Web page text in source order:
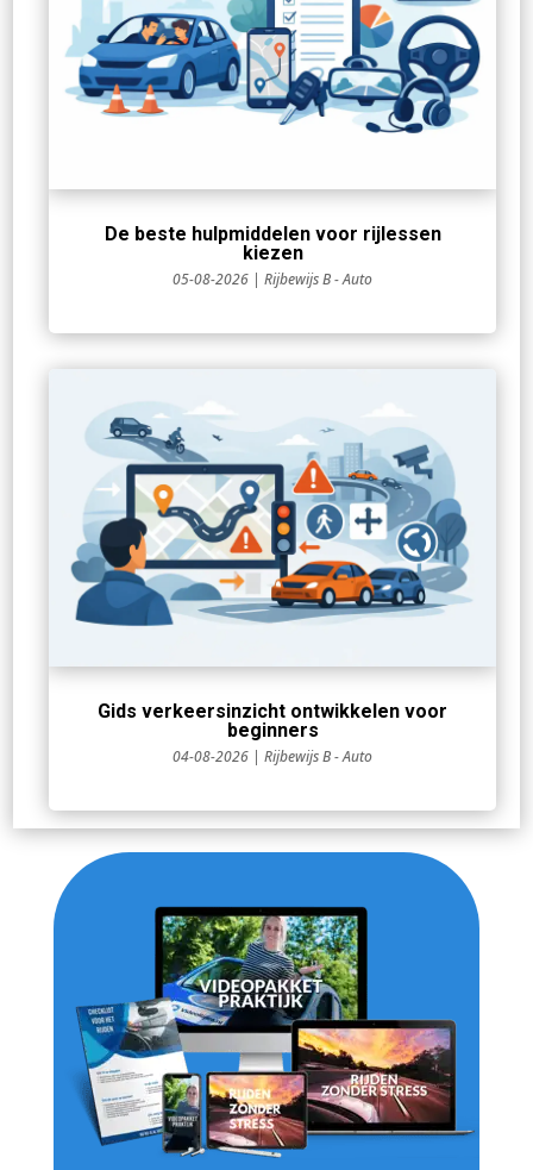
De beste hulpmiddelen voor rijlessen
kiezen
05-08-2026 | Rijbewijs B - Auto
Gids verkeersinzicht ontwikkelen voor
beginners
04-08-2026 | Rijbewijs B - Auto